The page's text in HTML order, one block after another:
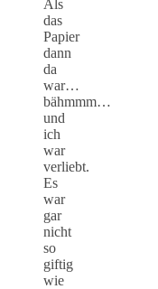
Als
das
Papier
dann
da
war…
bähmmm…
und
ich
war
verliebt.
Es
war
gar
nicht
so
giftig
wie